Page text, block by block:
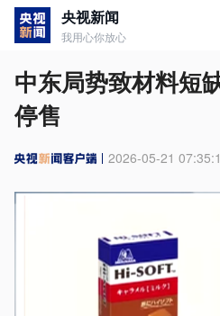
央视新闻
我用心你放心
中东局势致材料短
停售
2026-05-21